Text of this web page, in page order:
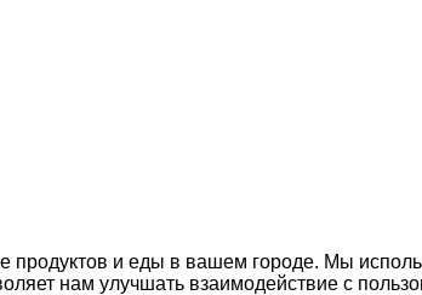
продуктов и еды в вашем городе. Мы
нам улучшать взаимодействие с